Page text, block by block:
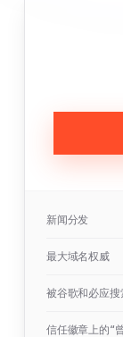
新闻分发
最大域名权威
被谷歌和必应搜
信任徽章上的“